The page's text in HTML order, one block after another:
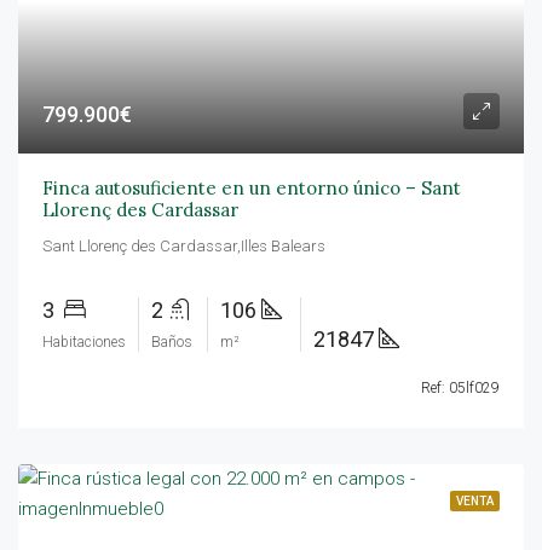
799.900€
Finca autosuficiente en un entorno único – Sant
Llorenç des Cardassar
Sant Llorenç des Cardassar,Illes Balears
3
Habitaciones
2
Baños
106
m² 21847
Ref: 05lf029
VENTA